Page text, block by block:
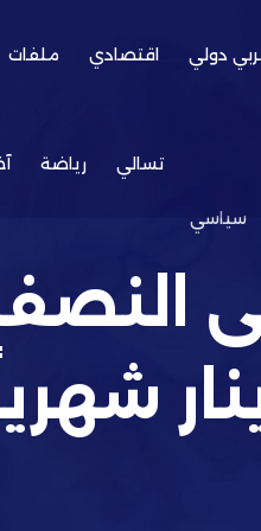
دولي اقتصادي ملفات
تسالي رياضة
سياسي